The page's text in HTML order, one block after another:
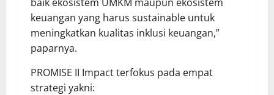
keuangan yang harus sustainable untuk
meningkatkan kualitas inklusi keuangan,”
paparnya.
PROMISE II Impact terfokus pada empat
strategi yakni: